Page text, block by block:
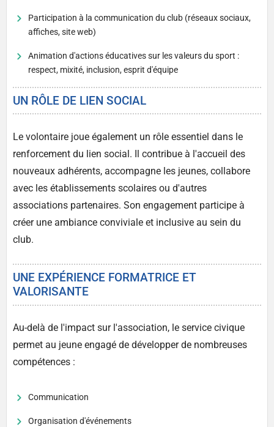
Participation à la communication du club (réseaux sociaux,
affiches, site web)
Animation d'actions éducatives sur les valeurs du sport :
respect, mixité, inclusion, esprit d'équipe
UN RÔLE DE LIEN SOCIAL
Le volontaire joue également un rôle essentiel dans le
renforcement du lien social. Il contribue à l'accueil des
nouveaux adhérents, accompagne les jeunes, collabore
avec les établissements scolaires ou d'autres
associations partenaires. Son engagement participe à
créer une ambiance conviviale et inclusive au sein du
club.
UNE EXPÉRIENCE FORMATRICE ET
VALORISANTE
Au-delà de l'impact sur l'association, le service civique
permet au jeune engagé de développer de nombreuses
compétences :
Communication
Organisation d'événements